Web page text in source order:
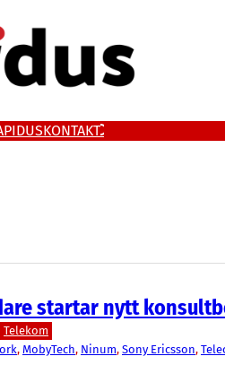
KONTAKT
startar nytt
Telekom
, MobyTech, Ninum, Sony Ericsson,